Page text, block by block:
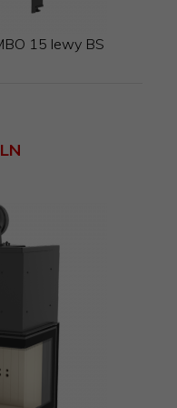
15 lewy BS